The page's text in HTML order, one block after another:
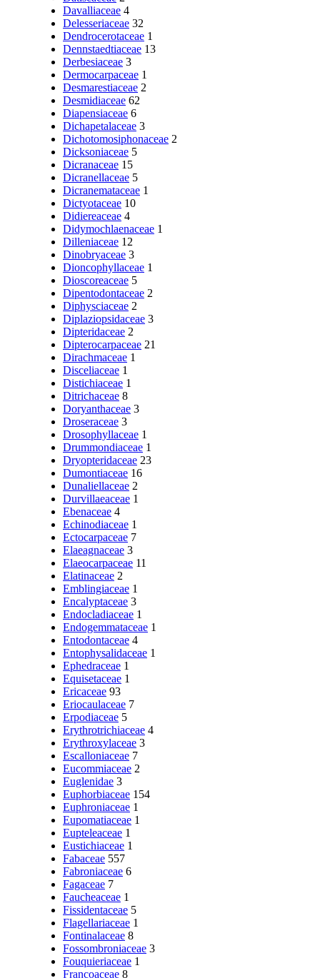
Davalliaceae 4
Delesseriaceae 32
Dendrocerotaceae 1
Dennstaedtiaceae 13
Derbesiaceae 3
Dermocarpaceae 1
Desmarestiaceae 2
Desmidiaceae 62
Diapensiaceae 6
Dichapetalaceae 3
Dichotomosiphonaceae 2
Dicksoniaceae 5
Dicranaceae 15
Dicranellaceae 5
Dicranemataceae 1
Dictyotaceae 10
Didiereaceae 4
Didymochlaenaceae 1
Dilleniaceae 12
Dinobryaceae 3
Dioncophyllaceae 1
Dioscoreaceae 5
Dipentodontaceae 2
Diphysciaceae 2
Diplaziopsidaceae 3
Dipteridaceae 2
Dipterocarpaceae 21
Dirachmaceae 1
Disceliaceae 1
Distichiaceae 1
Ditrichaceae 8
Doryanthaceae 3
Droseraceae 3
Drosophyllaceae 1
Drummondiaceae 1
Dryopteridaceae 23
Dumontiaceae 16
Dunaliellaceae 2
Durvillaeaceae 1
Ebenaceae 4
Echinodiaceae 1
Ectocarpaceae 7
Elaeagnaceae 3
Elaeocarpaceae 11
Elatinaceae 2
Emblingiaceae 1
Encalyptaceae 3
Endocladiaceae 1
Endogemmataceae 1
Entodontaceae 4
Entophysalidaceae 1
Ephedraceae 1
Equisetaceae 1
Ericaceae 93
Eriocaulaceae 7
Erpodiaceae 5
Erythrotrichiaceae 4
Erythroxylaceae 3
Escalloniaceae 7
Eucommiaceae 2
Euglenidae 3
Euphorbiaceae 154
Euphroniaceae 1
Eupomatiaceae 1
Eupteleaceae 1
Eustichiaceae 1
Fabaceae 557
Fabroniaceae 6
Fagaceae 7
Faucheaceae 1
Fissidentaceae 5
Flagellariaceae 1
Fontinalaceae 8
Fossombroniaceae 3
Fouquieriaceae 1
Francoaceae 8